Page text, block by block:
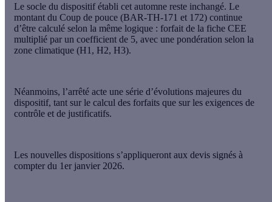
Le socle du dispositif établi cet automne reste inchangé. Le
montant du Coup de pouce (BAR-TH-171 et 172) continue
d’être calculé selon la même logique : forfait de la fiche CEE
multiplié par un coefficient de 5, avec une pondération selon la
zone climatique (H1, H2, H3).
Néanmoins, l’arrêté acte une série d’évolutions majeures du
dispositif, tant sur le calcul des forfaits que sur les exigences de
contrôle et de justificatifs.
Les nouvelles dispositions s’appliqueront aux devis signés à
compter du 1er janvier 2026.